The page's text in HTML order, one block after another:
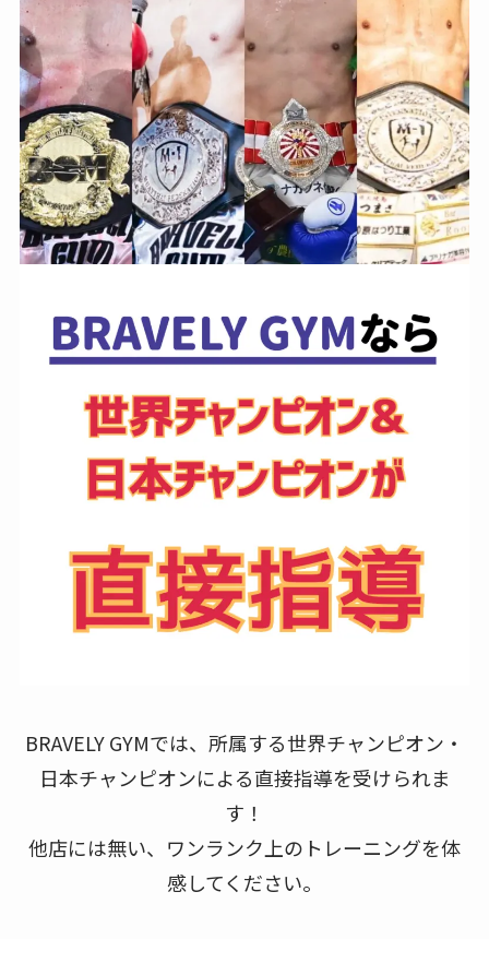
BRAVELY GYMでは、所属する世界チャンピオン・
日本チャンピオンによる直接指導を受けられま
す！
他店には無い、ワンランク上のトレーニングを体
感してください。